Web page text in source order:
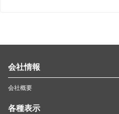
会社情報
会社概要
各種表示